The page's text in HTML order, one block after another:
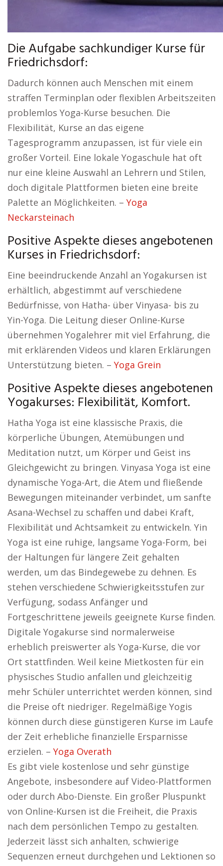
Die Aufgabe sachkundiger Kurse für
Friedrichsdorf:
Dadurch können auch Menschen mit einem
straffen Terminplan oder flexiblen Arbeitszeiten
problemlos Yoga-Kurse besuchen. Die
Flexibilität, Kurse an das eigene
Tagesprogramm anzupassen, ist für viele ein
großer Vorteil. Eine lokale Yogaschule hat oft
nur eine kleine Auswahl an Lehrern und Stilen,
doch digitale Plattformen bieten eine breite
Palette an Möglichkeiten. – Yoga
Neckarsteinach
Positive Aspekte dieses angebotenen
Kurses in Friedrichsdorf:
Eine beeindruckende Anzahl an Yogakursen ist
erhältlich, abgestimmt auf verschiedene
Bedürfnisse, von Hatha- über Vinyasa- bis zu
Yin-Yoga. Die Leitung dieser Online-Kurse
übernehmen Yogalehrer mit viel Erfahrung, die
mit erklärenden Videos und klaren Erklärungen
Unterstützung bieten. – Yoga Grein
Positive Aspekte dieses angebotenen
Yogakurses: Flexibilität, Komfort.
Hatha Yoga ist eine klassische Praxis, die
körperliche Übungen, Atemübungen und
Meditation nutzt, um Körper und Geist ins
Gleichgewicht zu bringen. Vinyasa Yoga ist eine
dynamische Yoga-Art, die Atem und fließende
Bewegungen miteinander verbindet, um sanfte
Asana-Wechsel zu schaffen und dabei Kraft,
Flexibilität und Achtsamkeit zu entwickeln. Yin
Yoga ist eine ruhige, langsame Yoga-Form, bei
der Haltungen für längere Zeit gehalten
werden, um das Bindegewebe zu dehnen. Es
stehen verschiedene Schwierigkeitsstufen zur
Verfügung, sodass Anfänger und
Fortgeschrittene jeweils geeignete Kurse finden.
Digitale Yogakurse sind normalerweise
erheblich preiswerter als Yoga-Kurse, die vor
Ort stattfinden. Weil keine Mietkosten für ein
physisches Studio anfallen und gleichzeitig
mehr Schüler unterrichtet werden können, sind
die Preise oft niedriger. Regelmäßige Yogis
können durch diese günstigeren Kurse im Laufe
der Zeit erhebliche finanzielle Ersparnisse
erzielen. – Yoga Overath
Es gibt viele kostenlose und sehr günstige
Angebote, insbesondere auf Video-Plattformen
oder durch Abo-Dienste. Ein großer Pluspunkt
von Online-Kursen ist die Freiheit, die Praxis
nach dem persönlichen Tempo zu gestalten.
Jederzeit lässt sich anhalten, schwierige
Sequenzen erneut durchgehen und Lektionen so